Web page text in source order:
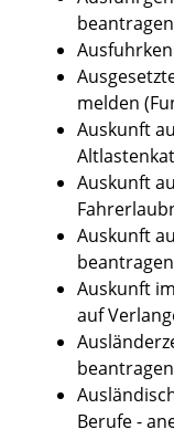
beantragen
melden
Auskunft
Auskunft
Auskunft
beantragen
Auskunft
auf
beantragen
Berufe -